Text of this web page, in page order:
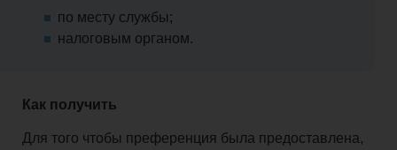
по месту службы;
налоговым органом.
Как получить
Для того чтобы преференция была предоставлена,